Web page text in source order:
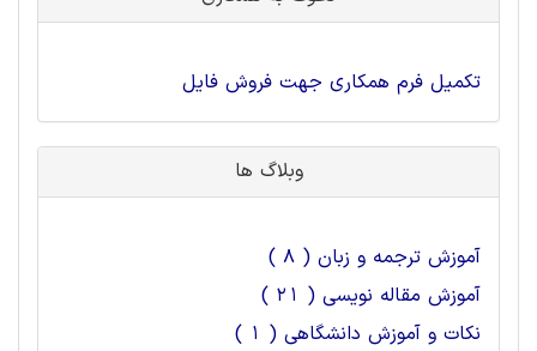
تکمیل فرم همکاری جهت فروش فایل
وبلاگ ها
آموزش ترجمه و زبان ( 8 )
آموزش مقاله نویسی ( 21 )
نکات و آموزش دانشگاهی ( 1 )